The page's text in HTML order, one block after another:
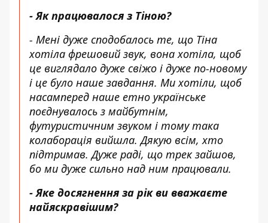
- Як працювалося з Тіною?
- Мені дуже сподобалось те, що Тіна
хотіла фрешовий звук, вона хотіла, щоб
це виглядало дуже свіжо і дуже по-новому
і це було наше завдання. Ми хотіли, щоб
насамперед наше етно українське
поєднувалось з майбутнім,
футуристичним звуком і тому така
колаборація вийшла. Дякую всім, хто
підтримав. Дуже раді, що трек зайшов,
бо ми дуже сильно над ним працювали.
- Яке досягнення за рік ви вважаєте
найяскравішим?